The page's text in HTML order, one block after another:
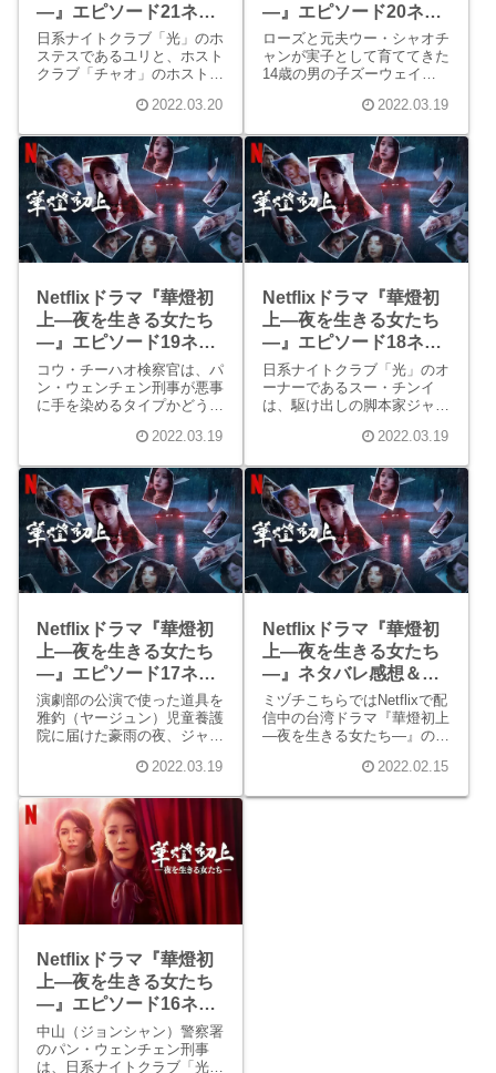
―』エピソード21ネタ
バレ感想
日系ナイトクラブ「光」のホ
ステスであるユリと、ホスト
クラブ「チャオ」のホストで
見合いの場でした。ホステス
の場を立ち去ったユリを気に
入ったヘンリーは、すぐにユ
リと関係を持ちます。
2022.03.20
―』エピソード20ネタ
バレ感想
ローズと元夫ウー・シャオチ
ャンが実子として育ててきた
14歳の男の子ズーウェイに
親権を主張してきました。ズ
ーズでしたが、チューは素直
に渡さないなら訴訟だと言う
のです。
2022.03.19
Netflixドラマ『華燈初
上―夜を生きる女たち
―』エピソード19ネタ
バレ感想
コウ・チーハオ検察官は、パ
ン・ウェンチェン刑事が悪事
に手を染めるタイプかどうか
ます。ユリは、ヘンリー
が同僚を裏切る姿を目の当た
りにして、ヘンリーの行く末
が心配になりました。
2022.03.19
Netflixドラマ『華燈初
上―夜を生きる女たち
―』エピソード18ネタ
バレ感想
日系ナイトクラブ「光」のオ
ーナーであるスー・チンイ
は、駆け出しの脚本家ジャ
ていました。しかしジャンは
始め、2人は正反対でお互い
を理解していないのに交際は
順調でした。
2022.03.19
Netflixドラマ『華燈初
上―夜を生きる女たち
―』エピソード17ネタ
バレ感想
演劇部の公演で使った道具を
雅釣（ヤージュン）児童養護
院に届けた豪雨の夜、ジャ
た。運転手であるアタ刑事は
め、車を降りてジャンの首を
絞めました。
2022.03.19
Netflixドラマ『華燈初
上―夜を生きる女たち
―』ネタバレ感想＆主
な登場人物＆キャスト
まとめ
ミヅチこちらではNetflixで配
信中の台湾ドラマ『華燈初上
―夜を生きる女たち―』のネ
とめと主な登場人物＆キャス
2022.02.15
Netflixドラマ『華燈初
上―夜を生きる女たち
―』エピソード16ネタ
バレ感想
中山（ジョンシャン）警察署
のパン・ウェンチェン刑事
は、日系ナイトクラブ「光」